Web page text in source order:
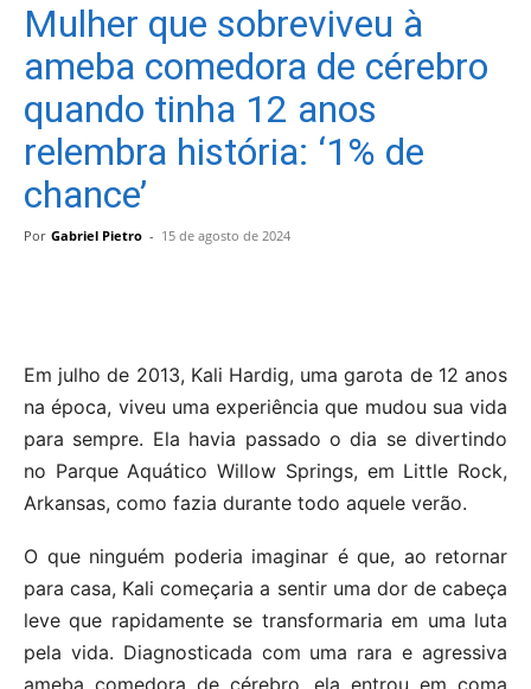
Mulher que sobreviveu à
ameba comedora de cérebro
quando tinha 12 anos
relembra história: ‘1% de
chance’
Por Gabriel Pietro - 15 de agosto de 2024
Em julho de 2013, Kali Hardig, uma garota de 12 anos
na época, viveu uma experiência que mudou sua vida
para sempre. Ela havia passado o dia se divertindo
no Parque Aquático Willow Springs, em Little Rock,
Arkansas, como fazia durante todo aquele verão.
O que ninguém poderia imaginar é que, ao retornar
para casa, Kali começaria a sentir uma dor de cabeça
leve que rapidamente se transformaria em uma luta
pela vida. Diagnosticada com uma rara e agressiva